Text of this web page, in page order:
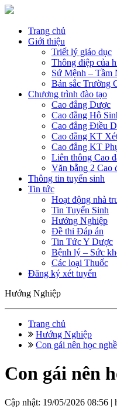
Trang chủ
Giới thiệu
Triết lý giáo dục
Thông điệp của
Sứ Mệnh – Tầm
Bản sắc Trường
Chương trình đào tạo
Cao đẳng Dược
Cao đẳng Hộ
Cao đẳng Điều
Cao đẳng KT
Cao đẳng KT
Liên thông Cao
Văn bằng 2 Cao
Thông tin tuyển sinh
Tin tức
Hoạt động nhà
Tin Tuyển Sinh
Hướng Nghiệp
Đề thi Đáp án
Tin Tức Y Dược
Bệnh lý – Sức
Các loại Thuốc
Đăng ký xét tuyển
Hướng Nghiệp
Trang chủ
Hướng Nghiệp
Con gái nên học
Con gái nên
Cập nhật: 19/05/2026 08:56 |